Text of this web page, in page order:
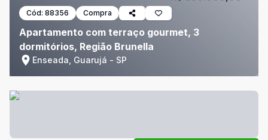
Cód: 88356 Compra
Apartamento com terraço gourmet, 3
dormitórios, Região Brunella
Enseada, Guarujá - SP